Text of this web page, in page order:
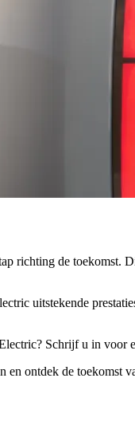
richting de toekomst.
uitstekende
Schrijf u in
ontdek de toekomst